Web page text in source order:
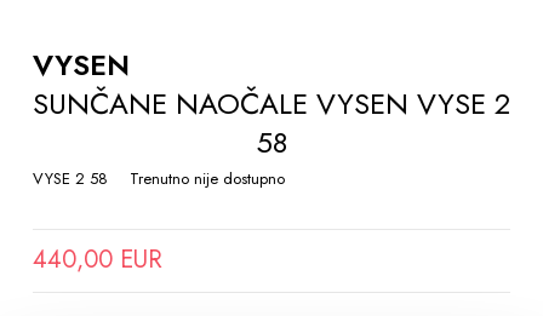
THE
BEGINNING
OF
GALLERY
VYSEN
SUNČANE NAOČALE VYSEN VYSE 2
58
VYSE 2 58 Trenutno nije dostupno
440,00 EUR